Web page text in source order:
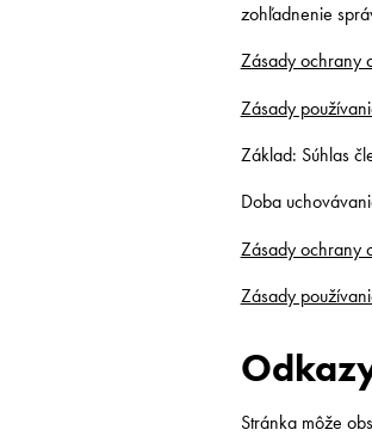
zohľadnenie
Zásady ochrany
Zásady
Základ: Súhlas
Doba
Zásady ochrany
Zásady
Stránka môže